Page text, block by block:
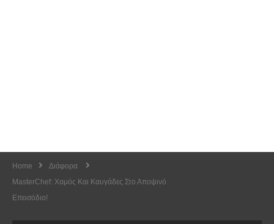
Home
Διάφορα
MasterChef: Χαμός Και Καυγάδες Στο Αποψινό
Επεισόδιο!